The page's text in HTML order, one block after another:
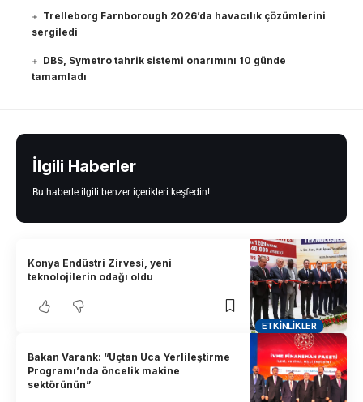
Trelleborg Farnborough 2026’da havacılık çözümlerini
sergiledi
DBS, Symetro tahrik sistemi onarımını 10 günde
tamamladı
İlgili Haberler
Bu haberle ilgili benzer içerikleri keşfedin!
ETKINLIKLER
Konya Endüstri Zirvesi, yeni
teknolojilerin odağı oldu
Bakan Varank: “Uçtan Uca Yerlileştirme
Programı’nda öncelik makine
sektörünün”